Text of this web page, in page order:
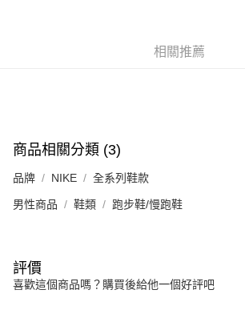
相關推薦
商品相關分類 (3)
品牌 NIKE 全系列鞋款
男性商品 鞋類 跑步鞋/慢跑鞋
評價
喜歡這個商品嗎？購買後給他一個好評吧